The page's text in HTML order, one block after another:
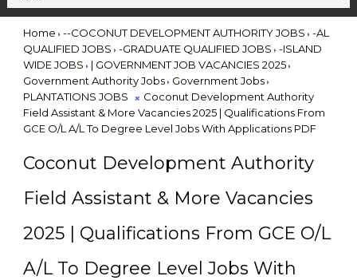
Home --COCONUT DEVELOPMENT AUTHORITY JOBS
-AL
QUALIFIED JOBS
-GRADUATE QUALIFIED JOBS
-ISLAND
WIDE JOBS
| GOVERNMENT JOB VACANCIES 2025
Government Authority Jobs
Government Jobs
PLANTATIONS JOBS
Coconut Development Authority
Field Assistant & More Vacancies 2025 | Qualifications From
GCE O/L A/L To Degree Level Jobs With Applications PDF
Coconut Development Authority
Field Assistant & More Vacancies
2025 | Qualifications From GCE O/L
A/L To Degree Level Jobs With